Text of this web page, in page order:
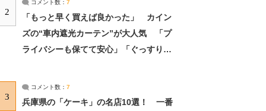
2
コメント数： 7
「もっと早く買えば良かった」 カイン
ズの“車内遮光カーテン”が大人気 「プ
ライバシーも保てて安心」「ぐっすり眠
3
コメント数： 7
兵庫県の「ケーキ」の名店10選！ 一番